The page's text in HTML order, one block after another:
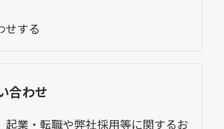
する
合わせ
起業・転職や弊社採用等に関するお